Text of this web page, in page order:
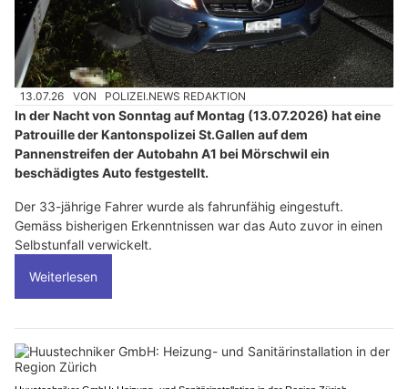
13.07.26 VON POLIZEI.NEWS REDAKTION
In der Nacht von Sonntag auf Montag (13.07.2026) hat eine
Patrouille der Kantonspolizei St.Gallen auf dem
Pannenstreifen der Autobahn A1 bei Mörschwil ein
beschädigtes Auto festgestellt.
Der 33-jährige Fahrer wurde als fahrunfähig eingestuft.
Gemäss bisherigen Erkenntnissen war das Auto zuvor in einen
Selbstunfall verwickelt.
Weiterlesen